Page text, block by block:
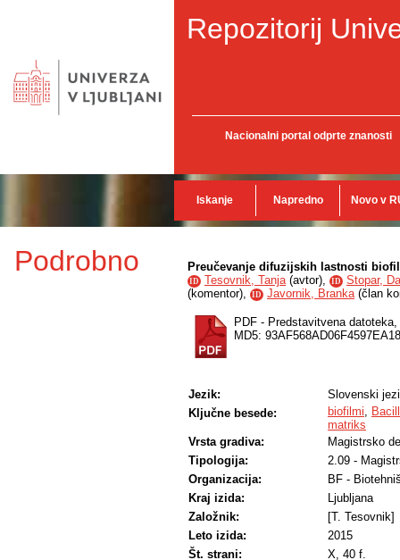
Repozitorij
Nacionalni portal odprte znanosti
Iskanje Napredno Novo v
Podrobno Preučevanje difuzijskih lastnosti
ID Tesovnik, Tanja(avtor), ID
Stopar,
(komentor), ID Javornik, Branka(član
PDF - Predstavitvena datoteka,
MD5:
Jezik:
Slovenski
Ključne besede:
biofilmi,
matriks
Vrsta gradiva:
Magistrsko
Tipologija:
2.09 -
Organizacija:
BF -
Kraj izida:
Ljubljana
Založnik:
[T. Tesovnik]
Leto izida:
2015
Št. strani:
X, 40 f.